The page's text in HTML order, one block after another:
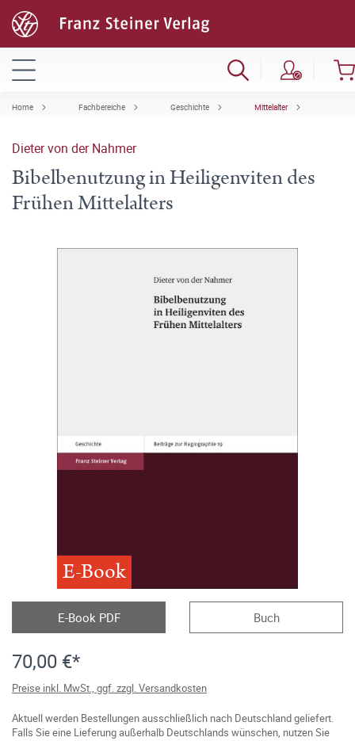
Home Fachbereiche Geschichte Mittelalter
Dieter von der Nahmer
Bibelbenutzung in Heiligenviten des
Frühen Mittelalters
E-Book
E-Book PDF Buch
70,00 €*
Preise inkl. MwSt., ggf. zzgl. Versandkosten
Aktuell werden Bestellungen ausschließlich nach Deutschland geliefert.
Falls Sie eine Lieferung außerhalb Deutschlands wünschen, nutzen Sie